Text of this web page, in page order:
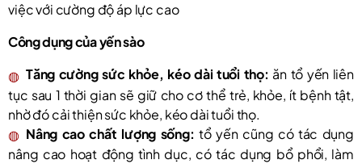
việc với cường độ áp lực cao
Công dụng của yến sào
Tăng cường sức khỏe, kéo dài tuổi thọ: ăn tổ yến liên
tục sau 1 thời gian sẽ giữ cho cơ thể trẻ, khỏe, ít bệnh tật,
nhờ đó cải thiện sức khỏe, kéo dài tuổi thọ.
Nâng cao chất lượng sống: tổ yến cũng có tác dụng
nâng cao hoạt động tình dục, có tác dụng bổ phổi, làm